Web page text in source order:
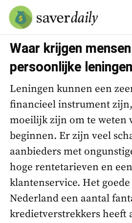
Waar krijgen
persoonlijke
Leningen kunnen een
financieel instrument
moeilijk zijn om te weten
beginnen. Er zijn veel
aanbieders met
hoge rentetarieven en
klantenservice. Het
Nederland een aantal
kredietverstrekkers heeft